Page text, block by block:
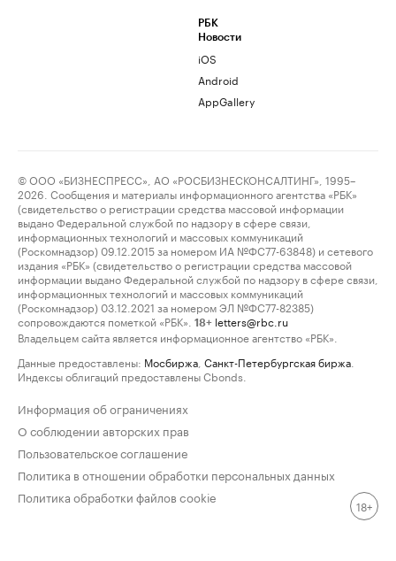
РБК
Новости
iOS
Android
AppGallery
© ООО «БИЗНЕСПРЕСС», АО «РОСБИЗНЕСКОНСАЛТИНГ», 1995–
2026. Сообщения и материалы информационного агентства «РБК»
(свидетельство о регистрации средства массовой информации
выдано Федеральной службой по надзору в сфере связи,
информационных технологий и массовых коммуникаций
(Роскомнадзор) 09.12.2015 за номером ИА №ФС77-63848) и сетевого
издания «РБК» (свидетельство о регистрации средства массовой
информации выдано Федеральной службой по надзору в сфере связи,
информационных технологий и массовых коммуникаций
(Роскомнадзор) 03.12.2021 за номером ЭЛ №ФС77-82385)
сопровождаются пометкой «РБК».
18+ letters@rbc.ru
Владельцем сайта является информационное агентство «РБК».
Данные предоставлены: Мосбиржа Санкт-Петербургская биржа
Индексы облигаций предоставлены Cbonds.
Информация об ограничениях
О соблюдении авторских прав
Пользовательское соглашение
Политика в отношении обработки персональных данных
Политика обработки файлов cookie
18+